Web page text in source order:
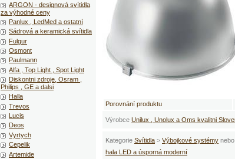
Porovnání produktu
Výrobce Unilux , Unolux a Oms kvalitni
Kategorie Svítidla > Výbojkové systémy nebo
hala LED a úsporná moderní
ARGON - designová svítidla
za výhodné ceny
Panlux , LedMed a ostatní
Sádrová a keramická svítidla
Fulgur
Osmont
Paulmann
Alfa , Top Light , Spot Light
Diskontni zdroje, Osram ,
Philips , GE a dalsi
Halla
Trevos
Lucis
Deos
Vyrtych
Cepelik
Artemide